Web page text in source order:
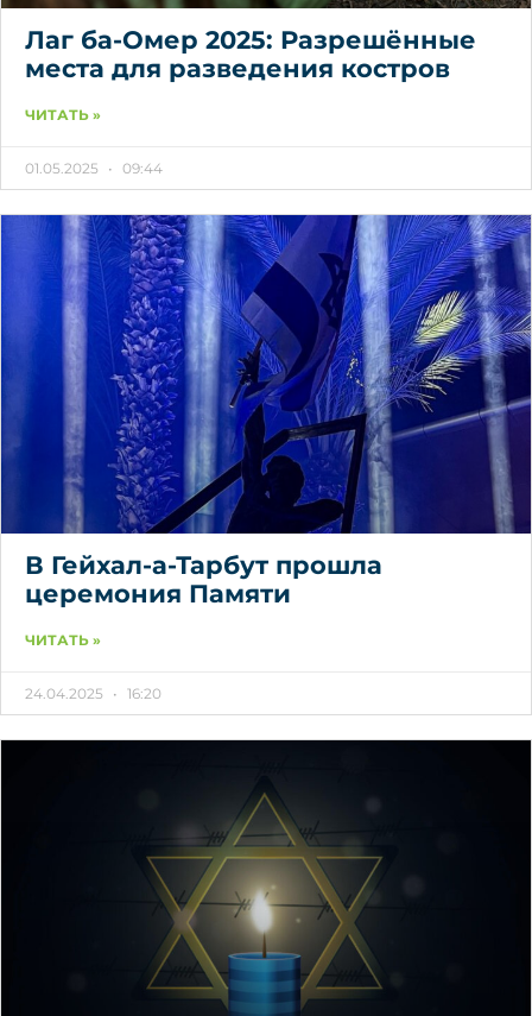
Лаг ба-Омер 2025: Разрешённые
места для разведения костров
ЧИТАТЬ »
01.05.2025 09:44
В Гейхал-а-Тарбут прошла
церемония Памяти
ЧИТАТЬ »
24.04.2025 16:20